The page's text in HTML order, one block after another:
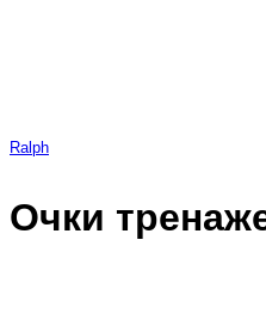
Ralph
Очки